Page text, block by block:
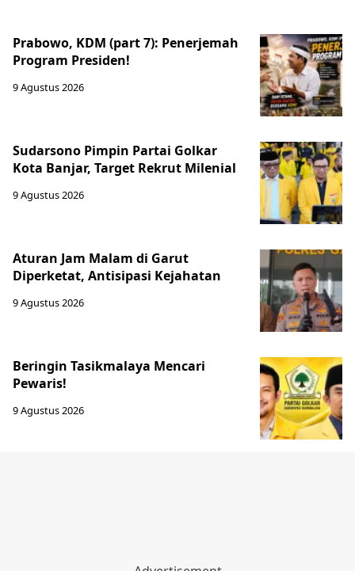
Prabowo, KDM (part 7): Penerjemah
Program Presiden!
9 Agustus 2026
Sudarsono Pimpin Partai Golkar
Kota Banjar, Target Rekrut Milenial
9 Agustus 2026
Aturan Jam Malam di Garut
Diperketat, Antisipasi Kejahatan
9 Agustus 2026
Beringin Tasikmalaya Mencari
Pewaris!
9 Agustus 2026